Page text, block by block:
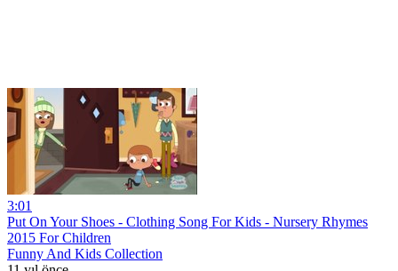
3:01
Put On Your Shoes - Clothing Song For Kids - Nursery Rhymes
2015 For Children
Funny And Kids Collection